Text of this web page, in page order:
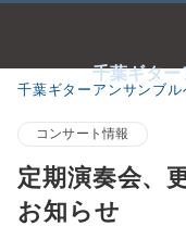
千葉ギタ
千葉ギターアンサンブル
コンサート情報
定期演奏会、
お知らせ